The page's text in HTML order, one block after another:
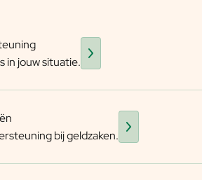
in jouw situatie.
bij geldzaken.